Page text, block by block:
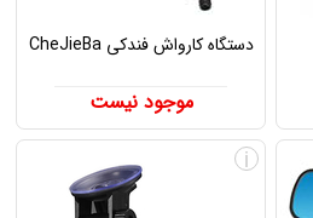
دستگاه کارواش فندکی CheJieBa
موجود نیست
i